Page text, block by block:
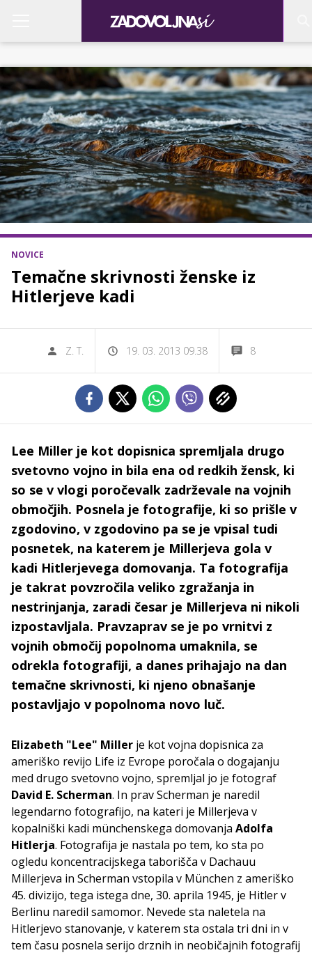
NOVICE
Temačne skrivnosti ženske iz
Hitlerjeve kadi
Z. T. 19. 03. 2013 09.38 8
Lee Miller je kot dopisnica spremljala drugo
svetovno vojno in bila ena od redkih žensk, ki
so se v vlogi poročevalk zadrževale na vojnih
območjih. Posnela je fotografije, ki so prišle v
zgodovino, v zgodovino pa se je vpisal tudi
posnetek, na katerem je Millerjeva gola v
kadi Hitlerjevega domovanja. Ta fotografija
je takrat povzročila veliko zgražanja in
nestrinjanja, zaradi česar je Millerjeva ni nikoli
izpostavljala. Pravzaprav se je po vrnitvi z
vojnih območij popolnoma umaknila, se
odrekla fotografiji, a danes prihajajo na dan
temačne skrivnosti, ki njeno obnašanje
postavljajo v popolnoma novo luč.
Elizabeth "Lee" Miller je kot vojna dopisnica za
ameriško revijo Life iz Evrope poročala o dogajanju
med drugo svetovno vojno, spremljal jo je fotograf
David E. Scherman. In prav Scherman je naredil
legendarno fotografijo, na kateri je Millerjeva v
kopalniški kadi münchenskega domovanja Adolfa
Hitlerja. Fotografija je nastala po tem, ko sta po
ogledu koncentracijskega taborišča v Dachauu
Millerjeva in Scherman vstopila v München z ameriško
45. divizijo, tega istega dne, 30. aprila 1945, je Hitler v
Berlinu naredil samomor. Nevede sta naletela na
Hitlerjevo stanovanje, v katerem sta ostala tri dni in v
tem času posnela serijo drznih in neobičajnih fotografij